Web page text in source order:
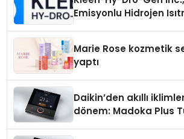
Emisyonlu Hidrojen
Marie Rose kozmetik
yaptı
Daikin’den akıllı
dönem: Madoka Plus